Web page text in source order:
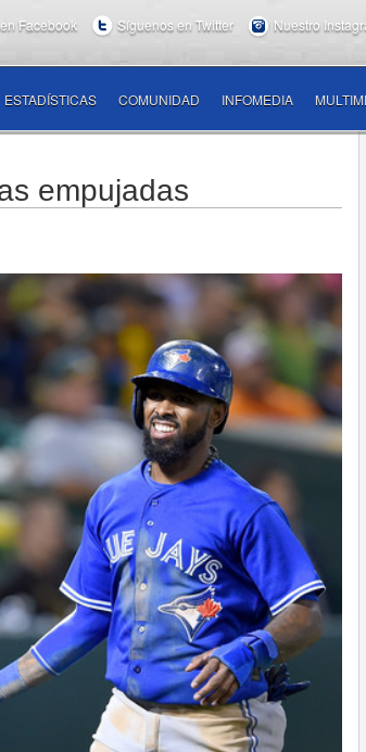
Facebook Síguenos en Twitter Nuestro
ESTADÍSTICAS COMUNIDAD INFOMEDIA
empujadas